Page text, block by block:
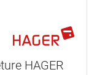
HAGER